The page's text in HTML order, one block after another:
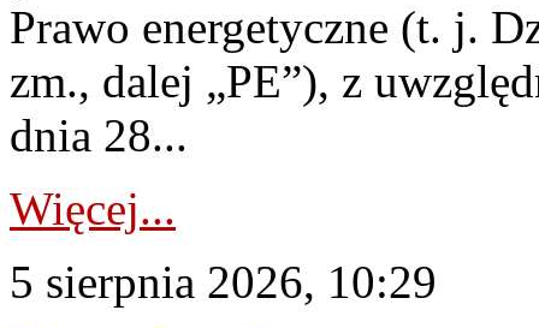
Prawo energetyczne (t. j.
zm., dalej „PE”), z
dnia 28...
Więcej...
5 sierpnia 2026, 10:29